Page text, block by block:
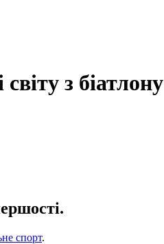
з біатлону
спорт.